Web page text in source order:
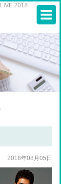
2018
2018年08月05日